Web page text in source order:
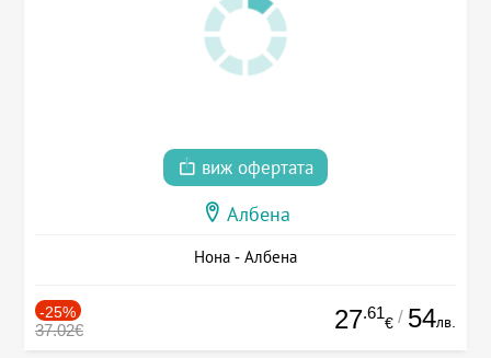
виж офертата
Албена
Нона - Албена
-25%
37.02€ 27.61
€ / 54лв.